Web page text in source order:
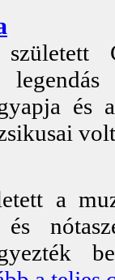
és
a